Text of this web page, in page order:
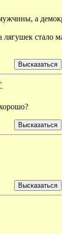
а
стало